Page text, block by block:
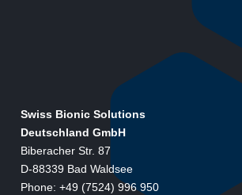
Swiss Bionic Solutions
Deutschland GmbH
Biberacher Str. 87
D-88339 Bad Waldsee
Phone: +49 (7524) 996 950